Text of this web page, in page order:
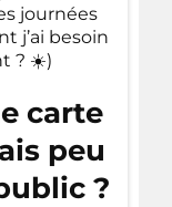
journées
j’ai besoin
? ☀️)
carte
peu
?